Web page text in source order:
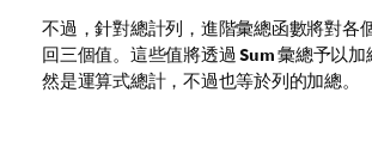
不過，針對總計列，進階彙總函數將對各
回三個值。這些值將透過 Sum彙總予以加
然是運算式總計，不過也等於列的加總。